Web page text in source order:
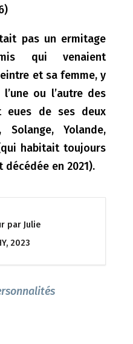
pas un ermitage
qui venaient
et sa femme, y
ou l’autre des
eues de ses deux
Solange, Yolande,
habitait toujours
en 2021).
par Julie
2023